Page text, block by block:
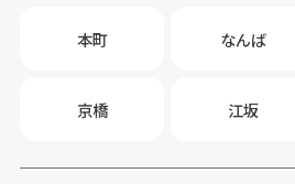
本町 なんば
京橋 江坂